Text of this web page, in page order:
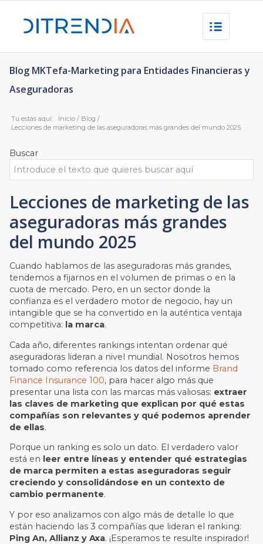
Blog MKTefa-Marketing para Entidades Financieras y
Aseguradoras
Tú estás aquí: Inicio / Blog /
Lecciones de marketing de las aseguradoras más grandes del mundo 2025
Buscar
Lecciones de marketing de las
aseguradoras más grandes
del mundo 2025
Cuando hablamos de las aseguradoras más grandes,
tendemos a fijarnos en el volumen de primas o en la
cuota de mercado. Pero, en un sector donde la
confianza es el verdadero motor de negocio, hay un
intangible que se ha convertido en la auténtica ventaja
competitiva: la marca.
Cada año, diferentes rankings intentan ordenar qué
aseguradoras lideran a nivel mundial. Nosotros hemos
tomado como referencia los datos del informe Brand
Finance Insurance 100, para hacer algo más que
presentar una lista con las marcas más valiosas: extraer
las claves de marketing que explican por qué estas
compañías son relevantes y qué podemos aprender
de ellas.
Porque un ranking es solo un dato. El verdadero valor
está en leer entre líneas y entender qué estrategias
de marca permiten a estas aseguradoras seguir
creciendo y consolidándose en un contexto de
cambio permanente.
Y por eso analizamos con algo más de detalle lo que
están haciendo las 3 compañías que lideran el ranking:
Ping An, Allianz y Axa. ¡Esperamos te resulte inspirador!